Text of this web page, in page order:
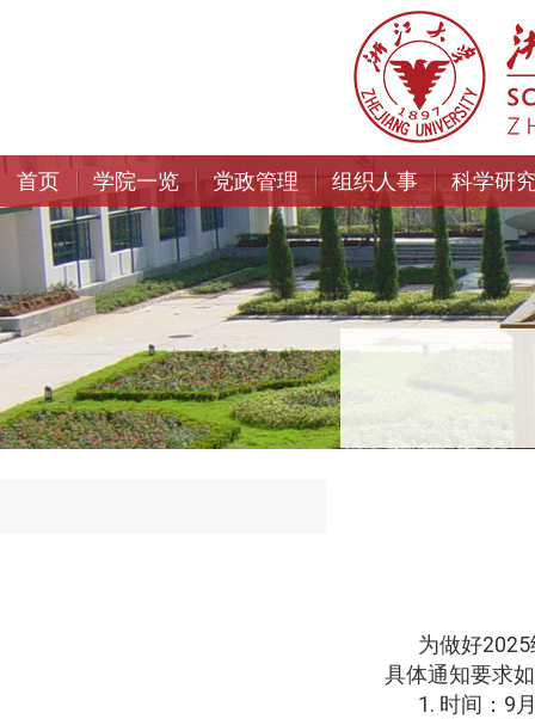
首页 学院一览 党政管理 组织人事 科学研
为做好2025
具体通知要求
1. 时间： 9